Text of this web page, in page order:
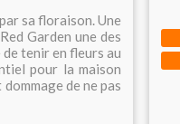
sa floraison. Une
Garden une des
tenir en fleurs au
pour la maison
de ne pas